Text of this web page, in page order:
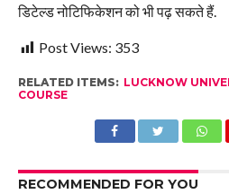
डिटेल्ड नोटिफिकेशन को भी पढ़ सकते हैं.
Post Views: 353
RELATED ITEMS: LUCKNOW
COURSE
RECOMMENDED FOR YOU